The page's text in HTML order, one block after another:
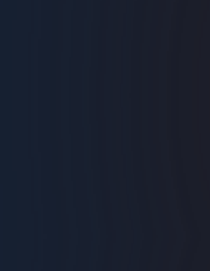
ervan
van